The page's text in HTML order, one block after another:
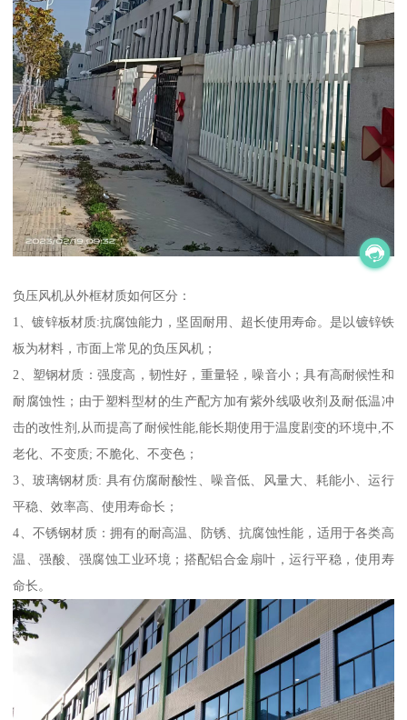
负压风机从外框材质如何区分：
1、镀锌板材质:抗腐蚀能力，坚固耐用、超长使用寿命。是以镀锌铁
板为材料，市面上常见的负压风机；
2、塑钢材质：强度高，韧性好，重量轻，噪音小；具有高耐候性和
耐腐蚀性；由于塑料型材的生产配方加有紫外线吸收剂及耐低温冲
击的改性剂,从而提高了耐候性能,能长期使用于温度剧变的环境中,不
老化、不变质; 不脆化、不变色；
3、玻璃钢材质: 具有仿腐耐酸性、噪音低、风量大、耗能小、运行
平稳、效率高、使用寿命长；
4、不锈钢材质：拥有的耐高温、防锈、抗腐蚀性能，适用于各类高
温、强酸、强腐蚀工业环境；搭配铝合金扇叶，运行平稳，使用寿
命长。